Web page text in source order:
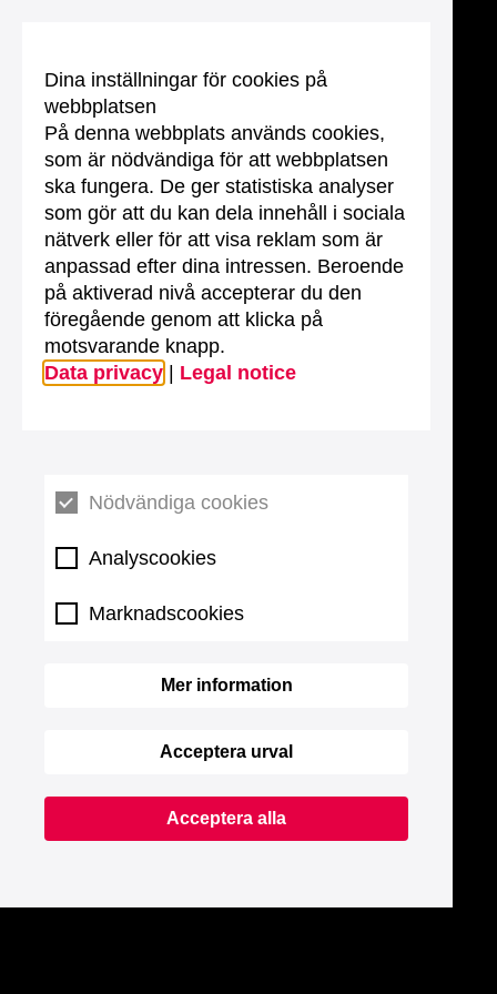
Dina inställningar för cookies på
webbplatsen
På denna webbplats används cookies,
som är nödvändiga för att webbplatsen
ska fungera. De ger statistiska analyser
som gör att du kan dela innehåll i sociala
nätverk eller för att visa reklam som är
anpassad efter dina intressen. Beroende
på aktiverad nivå accepterar du den
föregående genom att klicka på
motsvarande knapp.
Data privacy
Legal notice
Nödvändiga cookies
Analyscookies
Marknadscookies
Mer information
Acceptera urval
Acceptera alla